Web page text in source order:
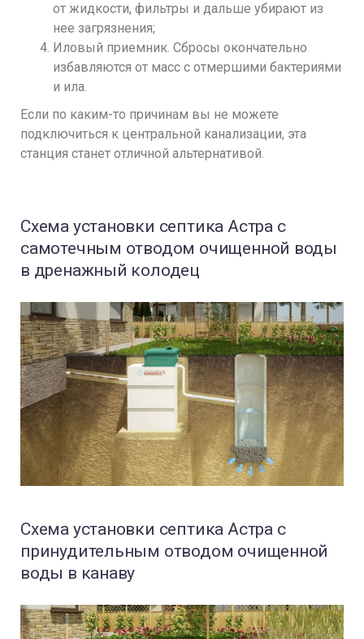
от жидкости, фильтры и дальше убирают из
нее загрязнения;
Иловый приемник. Сбросы окончательно
избавляются от масс с отмершими бактериями
и ила.
Если по каким-то причинам вы не можете
подключиться к центральной канализации, эта
станция станет отличной альтернативой.
Схема установки септика Астра с
самотечным отводом очищенной воды
в дренажный колодец
Схема установки септика Астра с
принудительным отводом очищенной
воды в канаву